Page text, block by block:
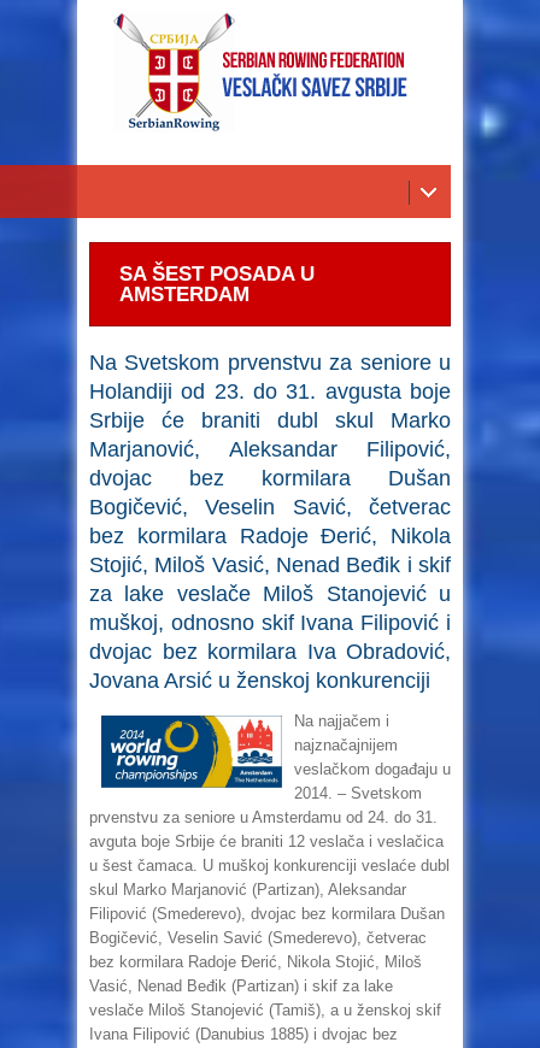
SA ŠEST POSADA U
AMSTERDAM
Na Svetskom prvenstvu za seniore u
Holandiji od 23. do 31. avgusta boje
Srbije će braniti dubl skul Marko
Marjanović, Aleksandar Filipović,
dvojac bez kormilara Dušan
Bogičević, Veselin Savić, četverac
bez kormilara Radoje Đerić, Nikola
Stojić, Miloš Vasić, Nenad Beđik i skif
za lake veslače Miloš Stanojević u
muškoj, odnosno skif Ivana Filipović i
dvojac bez kormilara Iva Obradović,
Jovana Arsić u ženskoj konkurenciji
Na najjačem i
najznačajnijem
veslačkom događaju u
2014. – Svetskom
prvenstvu za seniore u Amsterdamu od 24. do 31.
avguta boje Srbije će braniti 12 veslača i veslačica
u šest čamaca. U muškoj konkurenciji veslaće dubl
skul Marko Marjanović (Partizan), Aleksandar
Filipović (Smederevo), dvojac bez kormilara Dušan
Bogičević, Veselin Savić (Smederevo), četverac
bez kormilara Radoje Đerić, Nikola Stojić, Miloš
Vasić, Nenad Beđik (Partizan) i skif za lake
veslače Miloš Stanojević (Tamiš), a u ženskoj skif
Ivana Filipović (Danubius 1885) i dvojac bez